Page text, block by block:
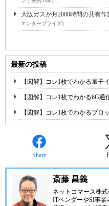
大阪ガスが月2000時間の共有
エンタープライズ)
最新の投稿
【図解】コレ1枚でわかる量子
【図解】コレ1枚でわかる6G
【図解】コレ1枚でわかるブロ
Share
斎藤 昌義
ネットコマース株式
ITベンダーやSI事